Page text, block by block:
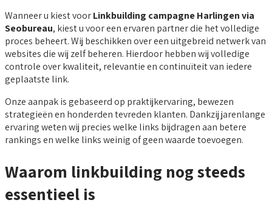
Wanneer u kiest voorLinkbuilding campagne Harlingen via
Seobureau, kiest u voor een ervaren partner die het volledige
proces beheert. Wij beschikken over een uitgebreid netwerk van
websites die wij zelf beheren. Hierdoor hebben wij volledige
controle over kwaliteit, relevantie en continuïteit van iedere
geplaatste link.
Onze aanpak is gebaseerd op praktijkervaring, bewezen
strategieën en honderden tevreden klanten. Dankzij jarenlange
ervaring weten wij precies welke links bijdragen aan betere
rankings en welke links weinig of geen waarde toevoegen.
Waarom linkbuilding nog steeds
essentieel is